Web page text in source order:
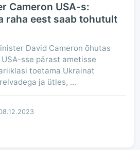
Cameron USA-s:
raha eest saab tohutult
David Cameron õhutas
sse pärast ametisse
toetama Ukrainat
ja ütles, ...